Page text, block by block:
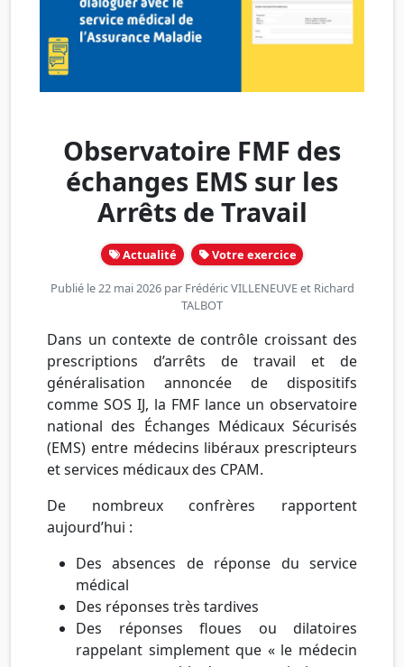
Observatoire FMF des
échanges EMS sur les
Arrêts de Travail
Actualité Votre exercice
Publié le 22 mai 2026 par Frédéric VILLENEUVEet Richard
TALBOT
Dans un contexte de contrôle croissant des
prescriptions d’arrêts de travail et de
généralisation annoncée de dispositifs
comme SOS IJ, la FMF lance un observatoire
national des Échanges Médicaux Sécurisés
(EMS) entre médecins libéraux prescripteurs
et services médicaux des CPAM.
De nombreux confrères rapportent
aujourd’hui :
Des absences de réponse du service
médical
Des réponses très tardives
Des réponses floues ou dilatoires
rappelant simplement que « le médecin